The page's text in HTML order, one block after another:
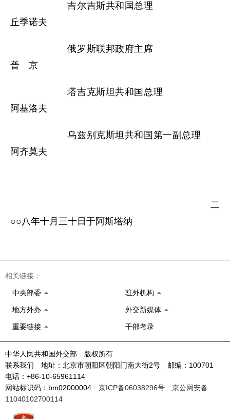
吉尔吉斯共和国总理
丘季诺夫
俄罗斯联邦政府主席
普 京
塔吉克斯坦共和国总理
阿基洛夫
乌兹别克斯坦共和国第一副总理
阿齐莫夫
二
○○八年十月三十日于阿斯塔纳
相关链接：
中央部委 驻外机构
地方外办 外交新媒体
重要链接 干部考录
中华人民共和国外交部 版权所有
联系我们 地址：北京市朝阳区朝阳门南大街2号 邮编：100701
电话：+86-10-65961114
网站标识码：bm02000004 京ICP备06038296号
京公网安备
11040102700114